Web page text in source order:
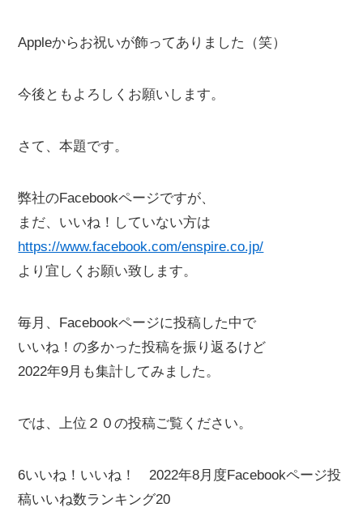
Appleからお祝いが飾ってありました（笑）
今後ともよろしくお願いします。
さて、本題です。
弊社のFacebookページですが、
まだ、いいね！していない方は
https://www.facebook.com/enspire.co.jp/
より宜しくお願い致します。
毎月、Facebookページに投稿した中で
いいね！の多かった投稿を振り返るけど
2022年9月も集計してみました。
では、上位２０の投稿ご覧ください。
6いいね！いいね！ 2022年8月度Facebookページ投
稿いいね数ランキング20